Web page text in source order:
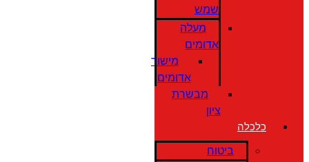
שמש
מעלה
אדומים
מישור
אדומים
מבשרת
ציון
כלכלה
ביטוח